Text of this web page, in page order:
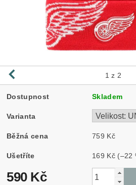
1 z 2
Dostupnost Skladem
Varianta
Běžná cena 759 Kč
Ušetříte 169 Kč (–22
590 Kč